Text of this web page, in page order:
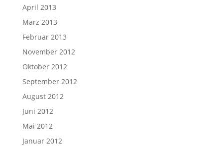
April 2013
März 2013
Februar 2013
November 2012
Oktober 2012
September 2012
August 2012
Juni 2012
Mai 2012
Januar 2012